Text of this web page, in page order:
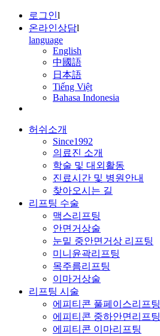
로그인l
온라인상담l
language
English
中國語
日本語
Tiếng Việt
Bahasa Indonesia
허쉬소개
Since1992
의료진 소개
학술 및 대외활동
진료시간 및 병원안내
찾아오시는 길
리프팅 수술
맥스리프팅
안면거상술
눈밑 중안면거상 리프팅
미니윤곽리프팅
목주름리프팅
이마거상술
리프팅 시술
에피티콘 풀페이스리프팅
에피티콘 중하안면리프팅
에피티콘 이마리프팅